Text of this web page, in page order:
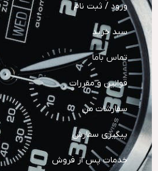
ورود / ثبت نام
سبد خرید
تماس باما
قوانین و مقررات
سفارشات من
پیگیری سفارش
خدمات پس از فروش